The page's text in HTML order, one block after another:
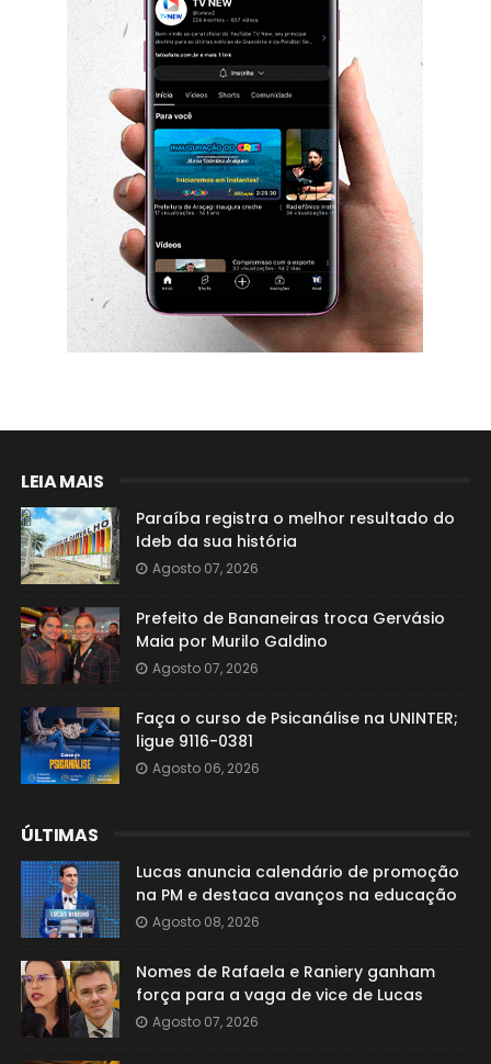
LEIA MAIS
Paraíba registra o melhor resultado do
Ideb da sua história
Agosto 07, 2026
Prefeito de Bananeiras troca Gervásio
Maia por Murilo Galdino
Agosto 07, 2026
Faça o curso de Psicanálise na UNINTER;
ligue 9116-0381
Agosto 06, 2026
ÚLTIMAS
Lucas anuncia calendário de promoção
na PM e destaca avanços na educação
Agosto 08, 2026
Nomes de Rafaela e Raniery ganham
força para a vaga de vice de Lucas
Agosto 07, 2026